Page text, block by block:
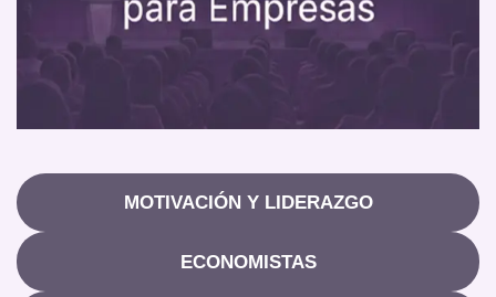
MOTIVACIÓN Y LIDERAZGO
ECONOMISTAS